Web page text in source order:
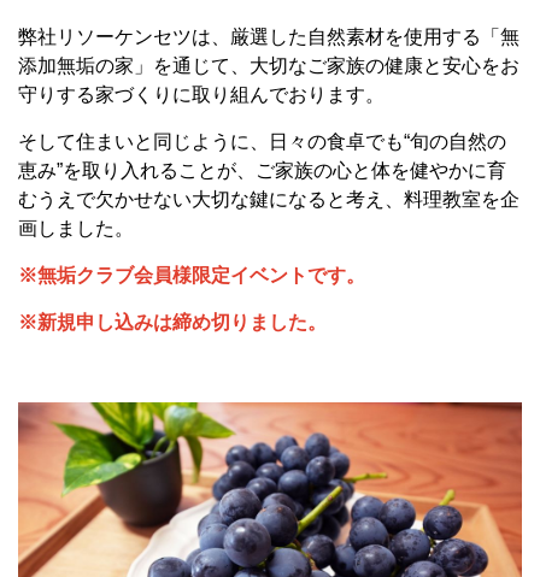
弊社リソーケンセツは、厳選した自然素材を使用する「無
添加無垢の家」を通じて、大切なご家族の健康と安心をお
守りする家づくりに取り組んでおります。
そして住まいと同じように、日々の食卓でも“旬の自然の
恵み”を取り入れることが、ご家族の心と体を健やかに育
むうえで欠かせない大切な鍵になると考え、料理教室を企
画しました。
※無垢クラブ会員様限定イベントです。
※新規申し込みは締め切りました。